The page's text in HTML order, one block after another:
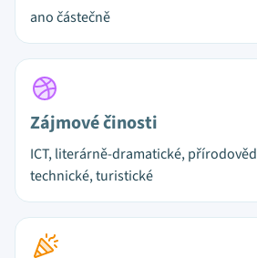
ano částečně
Zájmové činosti
ICT, literárně-dramatické,
technické, turistické